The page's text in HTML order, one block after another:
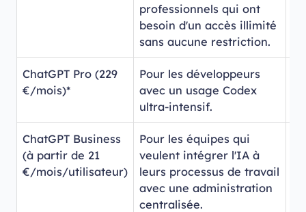
professionnels qui ont
besoin d'un accès illimité
sans aucune restriction.
ChatGPT Pro (229
€/mois)*
Pour les développeurs
avec un usage Codex
ultra-intensif.
ChatGPT Business
(à partir de 21
€/mois/utilisateur)
Pour les équipes qui
veulent intégrer l'IA à
leurs processus de travail
avec une administration
centralisée.